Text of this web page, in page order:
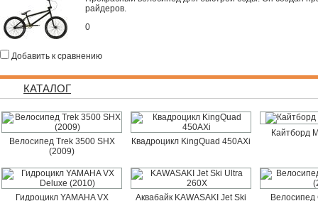
райдеров.
0
Добавить к сравнению
КАТАЛОГ
Велосипед Trek 3500 SHX
(2009)
Квадроцикл KingQuad 450AXi
Кайтборд
Гидроцикл YAMAHA VX
Аквабайк KAWASAKI Jet Ski
Велосипед